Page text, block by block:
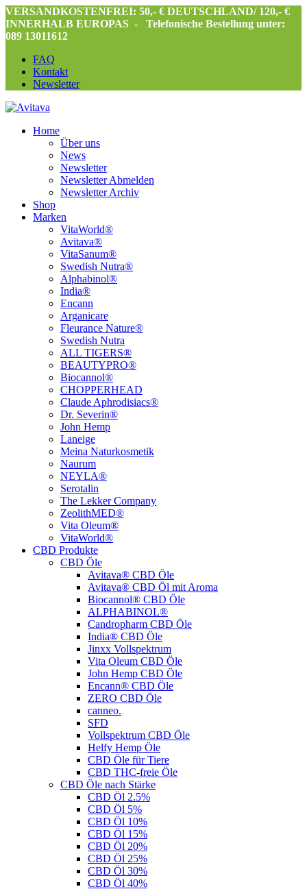
VERSANDKOSTENFREI: 50,- € DEUTSCHLAND/ 120,- €
INNERHALB EUROPAS -
Telefonische Bestellung unter:
089 13011612
FAQ
Kontakt
Newsletter
Home
Über uns
News
Newsletter
Newsletter Abmelden
Newsletter Archiv
Shop
Marken
VitaWorld®
Avitava®
VitaSanum®
Swedish Nutra®
Alphabinol®
India®
Encann
Arganicare
Fleurance Nature®
Swedish Nutra
ALL TIGERS®
BEAUTYPRO®
Biocannol®
CHOPPERHEAD
Claude Aphrodisiacs®
Dr. Severin®
John Hemp
Laneige
Meina Naturkosmetik
Naurum
NEYLA®
Serotalin
The Lekker Company
ZeolithMED®
Vita Oleum®
VitaWorld®
CBD Produkte
CBD Öle
Avitava® CBD Öle
Avitava® CBD Öl mit Aroma
Biocannol® CBD Öle
ALPHABINOL®
Candropharm CBD Öle
India® CBD Öle
Jinxx Vollspektrum
Vita Oleum CBD Öle
John Hemp CBD Öle
Encann® CBD Öle
ZERO CBD Öle
canneo.
SFD
Vollspektrum CBD Öle
Helfy Hemp Öle
CBD Öle für Tiere
CBD THC-freie Öle
CBD Öle nach Stärke
CBD Öl 2.5%
CBD Öl 5%
CBD Öl 10%
CBD Öl 15%
CBD Öl 20%
CBD Öl 25%
CBD Öl 30%
CBD Öl 40%